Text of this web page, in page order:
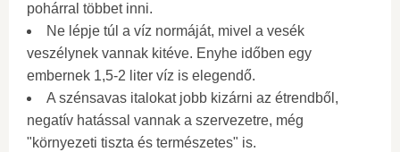
pohárral többet inni.
Ne lépje túl a víz normáját, mivel a vesék
veszélynek vannak kitéve. Enyhe időben egy
embernek 1,5-2 liter víz is elegendő.
A szénsavas italokat jobb kizárni az étrendből,
negatív hatással vannak a szervezetre, még
"környezeti tiszta és természetes" is.